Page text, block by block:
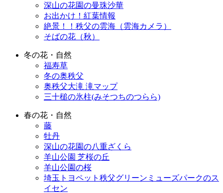
深山の花園の曼珠沙華
お出かけ！紅葉情報
絶景！！秩父の雲海（雲海カメラ）
そばの花（秋）
冬の花・自然
福寿草
冬の奥秩父
奥秩父大滝 滝マップ
三十槌の氷柱(みそつちのつらら)
春の花・自然
藤
牡丹
深山の花園の八重ざくら
羊山公園 芝桜の丘
羊山公園の桜
埼玉トヨペット秩父グリーンミューズパークのス
イセン